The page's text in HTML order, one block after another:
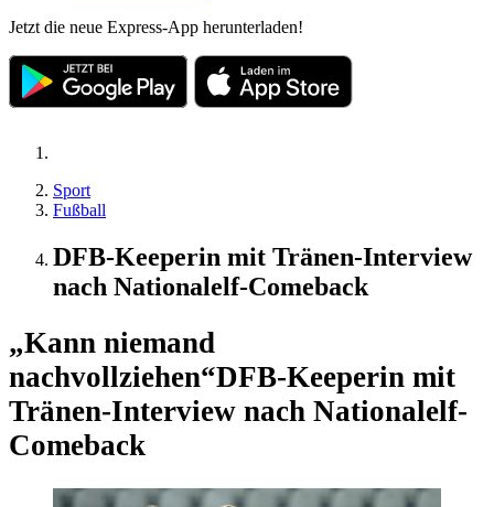
Jetzt die neue Express-App herunterladen!
Sport
Fußball
DFB-Keeperin mit Tränen-Interview
nach Nationalelf-Comeback
„Kann niemand
nachvollziehen“DFB-Keeperin mit
Tränen-Interview nach Nationalelf-
Comeback